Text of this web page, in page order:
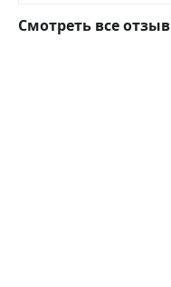
Смотреть все